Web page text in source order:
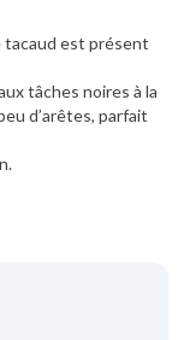
tacaud est présent
tâches noires à la
d’arêtes, parfait